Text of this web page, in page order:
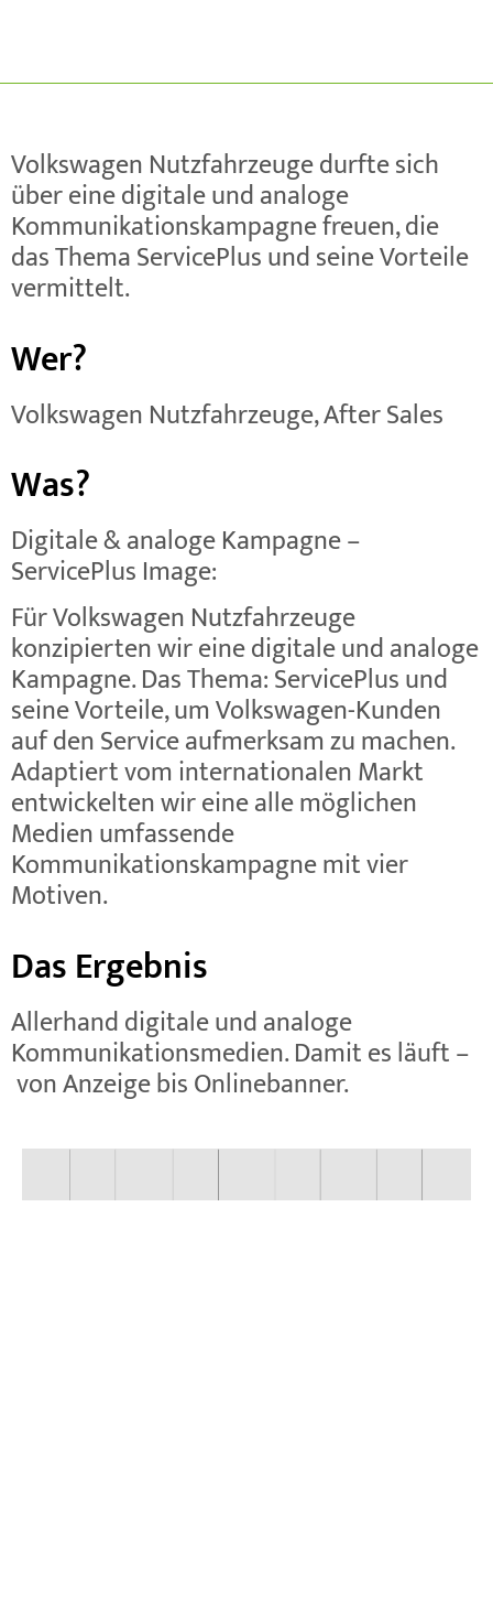
Volkswagen Nutzfahrzeuge durfte sich
über eine digitale und analoge
Kommunikationskampagne freuen, die
das Thema ServicePlus und seine Vorteile
vermittelt.
Wer?
Volkswagen Nutzfahrzeuge, After Sales
Was?
Digitale & analoge Kampagne –
ServicePlus Image:
Für Volkswagen Nutzfahrzeuge
konzipierten wir eine digitale und analoge
Kampagne. Das Thema: ServicePlus und
seine Vorteile, um Volkswagen-Kunden
auf den Service aufmerksam zu machen.
Adaptiert vom internationalen Markt
entwickelten wir eine alle möglichen
Medien umfassende
Kommunikationskampagne mit vier
Motiven.
Das Ergebnis
Allerhand digitale und analoge
Kommunikationsmedien. Damit es läuft –
von Anzeige bis Onlinebanner.